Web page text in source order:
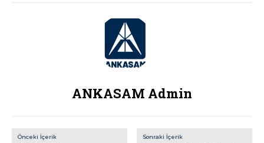
ANKASAM Admin
Önceki İçerik Sonraki İçerik